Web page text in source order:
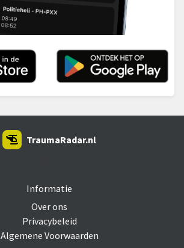
Informatie
Over ons
Privacybeleid
Algemene Voorwaarden
TraumaRadar.nl